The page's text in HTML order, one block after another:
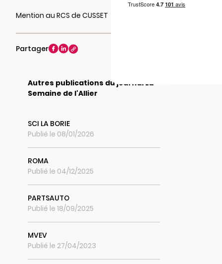
Mention au RCS de CUSSET
Partager
Autres publications du journal La
Semaine de l'Allier
SCI LA BORIE
Publié le 08/01/2026
ROMA
Publié le 04/12/2025
PARTSAUTO
Publié le 18/09/2025
MVEV
Publié le 27/04/2023